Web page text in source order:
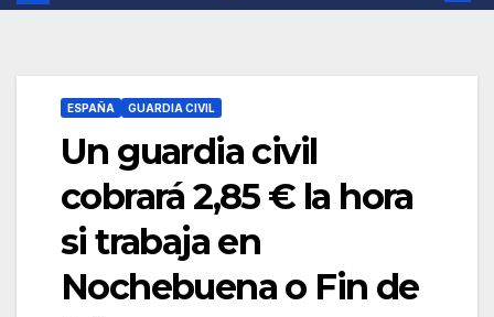
ESPAÑA GUARDIA CIVIL
Un guardia civil
cobrará 2,85 € la hora
si trabaja en
Nochebuena o Fin de